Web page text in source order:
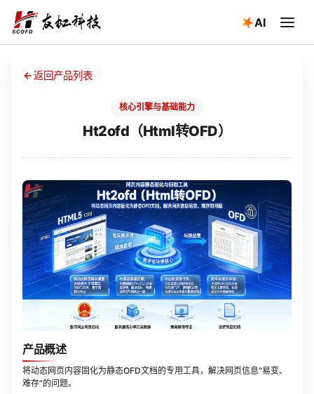
AI
返回产品列表
核心引擎与基础能力
Ht2ofd（Html转OFD）
产品概述
将动态网页内容固化为静态OFD文档的专用工具，解决网页信息“易变、
难存”的问题。